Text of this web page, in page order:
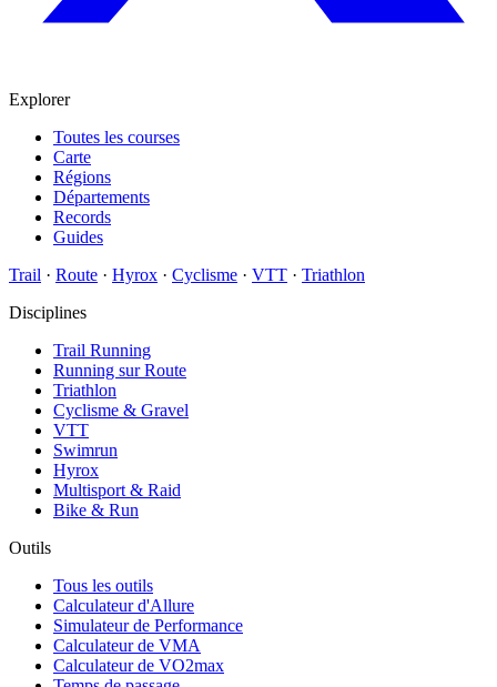
Explorer
Toutes les courses
Carte
Régions
Départements
Records
Guides
Trail · Route · Hyrox · Cyclisme · VTT · Triathlon
Disciplines
Trail Running
Running sur Route
Triathlon
Cyclisme & Gravel
VTT
Swimrun
Hyrox
Multisport & Raid
Bike & Run
Outils
Tous les outils
Calculateur d'Allure
Simulateur de Performance
Calculateur de VMA
Calculateur de VO2max